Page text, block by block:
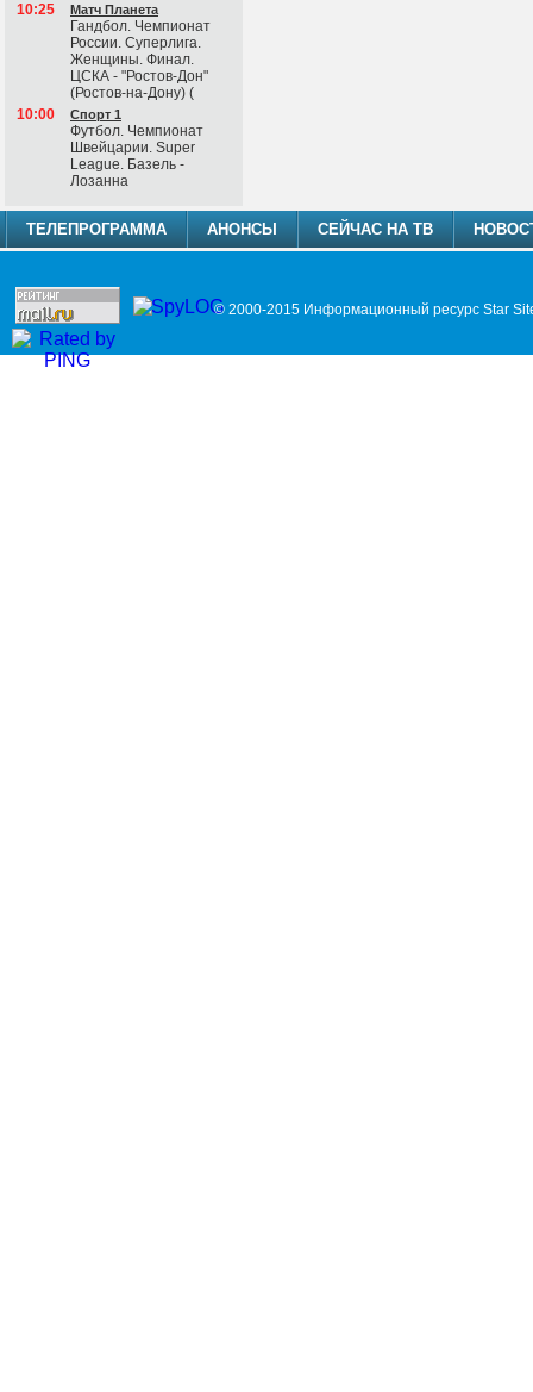
10:25
Матч Планета
Гандбол. Чемпионат
России. Суперлига.
Женщины. Финал.
ЦСКА - "Ростов-Дон"
(Ростов-на-Дону) (
10:00
Спорт 1
Футбол. Чемпионат
Швейцарии. Super
League. Базель -
Лозанна
ТЕЛЕПРОГРАММА АНОНСЫ СЕЙЧАС НА ТВ
© 2000-2015 Информационный ресурс Star